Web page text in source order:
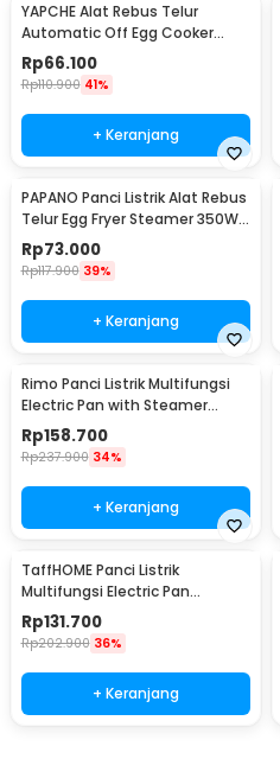
YAPCHE Alat Rebus Telur
Automatic Off Egg Cooker
220V 3 Layer - BN-30
Rp66.100
Rp110.900 41%
+ Keranjang
PAPANO Panci Listrik Alat Rebus
Telur Egg Fryer Steamer 350W -
DS-D10
Rp73.000
Rp117.900 39%
+ Keranjang
Rimo Panci Listrik Multifungsi
Electric Pan with Steamer
600W - SDD-18D
Rp158.700
Rp237.900 34%
+ Keranjang
TaffHOME Panci Listrik
Multifungsi Electric Pan
NonStick 1.7L 700W - JKS18
Rp131.700
Rp202.900 36%
+ Keranjang